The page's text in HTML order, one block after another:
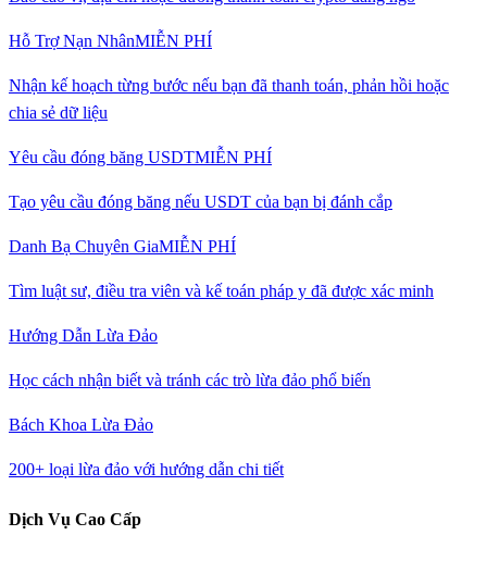
Hỗ Trợ Nạn NhânMIỄN PHÍ
Nhận kế hoạch từng bước nếu bạn đã thanh toán, phản hồi hoặc
chia sẻ dữ liệu
Yêu cầu đóng băng USDTMIỄN PHÍ
Tạo yêu cầu đóng băng nếu USDT của bạn bị đánh cắp
Danh Bạ Chuyên GiaMIỄN PHÍ
Tìm luật sư, điều tra viên và kế toán pháp y đã được xác minh
Hướng Dẫn Lừa Đảo
Học cách nhận biết và tránh các trò lừa đảo phổ biến
Bách Khoa Lừa Đảo
200+ loại lừa đảo với hướng dẫn chi tiết
Dịch Vụ Cao Cấp